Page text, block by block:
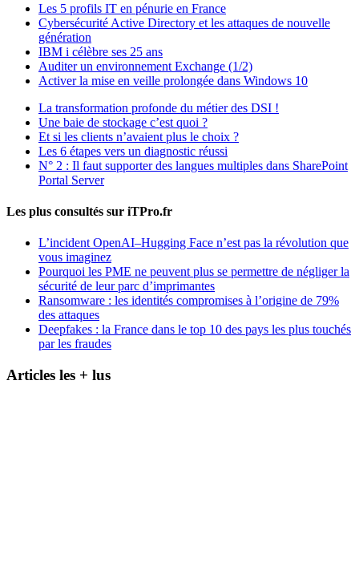
Les 5 profils IT en pénurie en France
Cybersécurité Active Directory et les attaques de nouvelle
génération
IBM i célèbre ses 25 ans
Auditer un environnement Exchange (1/2)
Activer la mise en veille prolongée dans Windows 10
La transformation profonde du métier des DSI !
Une baie de stockage c’est quoi ?
Et si les clients n’avaient plus le choix ?
Les 6 étapes vers un diagnostic réussi
N° 2 : Il faut supporter des langues multiples dans SharePoint
Portal Server
Les plus consultés sur iTPro.fr
L’incident OpenAI–Hugging Face n’est pas la révolution que
vous imaginez
Pourquoi les PME ne peuvent plus se permettre de négliger la
sécurité de leur parc d’imprimantes
Ransomware : les identités compromises à l’origine de 79%
des attaques
Deepfakes : la France dans le top 10 des pays les plus touchés
par les fraudes
Articles les + lus